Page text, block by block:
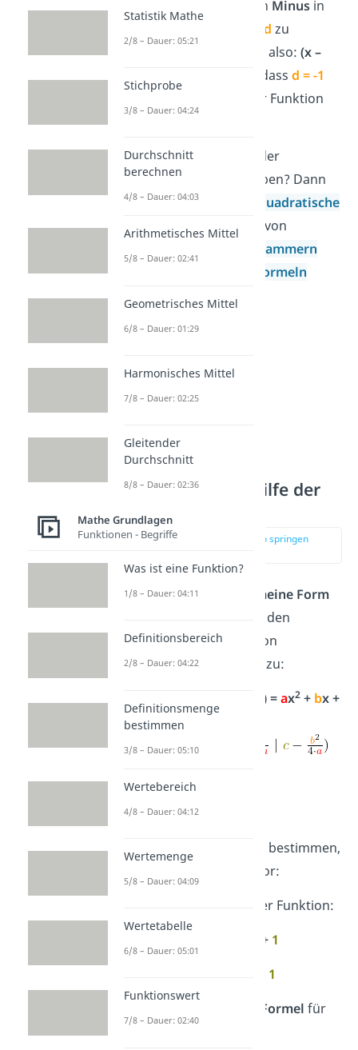
der allgemeinen Form ein Minusin
d zu
bestimmen. Du schreibst also: (x –
. Dadurch siehst du, dass d = -1
ist. Der Scheitelpunkt der Funktion
Die Funktion ist nicht in der
Scheitelpunktform gegeben? Dann
kannst du sie durch die
quadratische
Ergänzung
oder mithilfe von
Ausmultiplizieren, Ausklammern
binomischen Formeln
umformen.
Bestimmung mithilfe der
zur Stelle im Video springen
Auch wenn du die
allgemeine Form
gegeben hast, kannst du den
Scheitelpunkt der Funktion
bestimmen. Merke dir dazu:
allgemeine Form: f(x) =ax2+ bx +
c
Scheitelpunkt: S
Beispiel 1:
f(x) = 3x2+ 2x + 1
Um den Scheitelpunkt zu bestimmen,
vor:
der Funktion:
x + 1
c = 1
Formel für
Statistik Mathe
2/8 – Dauer: 05:21
Stichprobe
3/8 – Dauer: 04:24
Durchschnitt
berechnen
4/8 – Dauer: 04:03
Arithmetisches Mittel
5/8 – Dauer: 02:41
Geometrisches Mittel
6/8 – Dauer: 01:29
Harmonisches Mittel
7/8 – Dauer: 02:25
Gleitender
Durchschnitt
8/8 – Dauer: 02:36
Mathe Grundlagen
Funktionen - Begriffe
Was ist eine Funktion?
1/8 – Dauer: 04:11
Definitionsbereich
2/8 – Dauer: 04:22
Definitionsmenge
bestimmen
3/8 – Dauer: 05:10
Wertebereich
4/8 – Dauer: 04:12
Wertemenge
5/8 – Dauer: 04:09
Wertetabelle
6/8 – Dauer: 05:01
Funktionswert
7/8 – Dauer: 02:40